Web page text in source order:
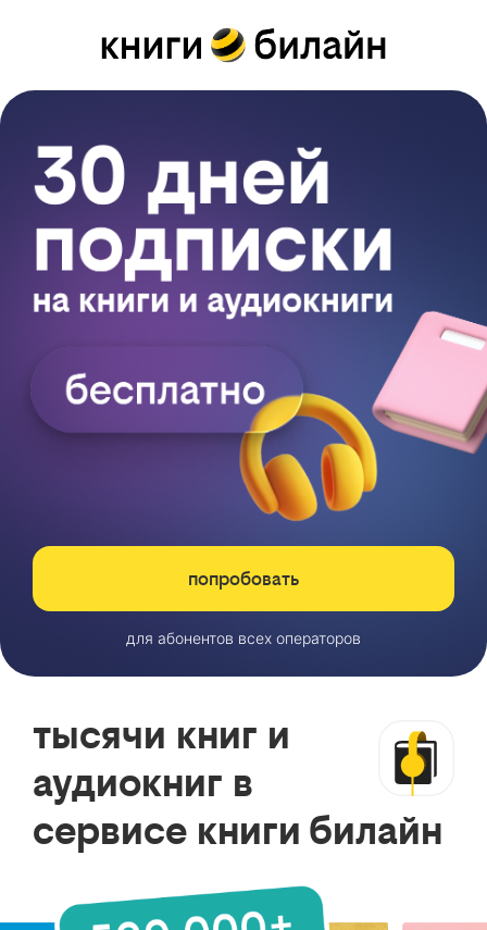
попробовать
для абонентов всех операторов
тысячи книг и
аудиокниг в
сервисе книги билайн